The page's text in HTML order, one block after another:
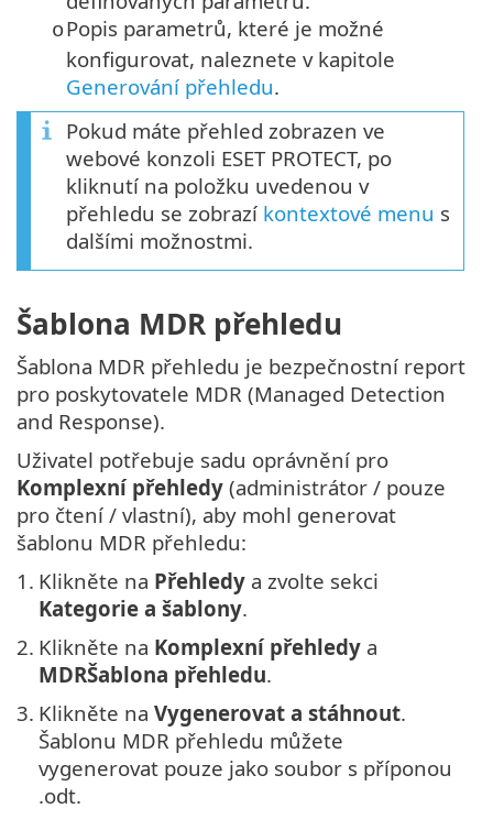
oPopis parametrů, které je možné
konfigurovat, naleznete v kapitole
Generování přehledu.
Pokud máte přehled zobrazen ve
webové konzoli ESET PROTECT, po
kliknutí na položku uvedenou v
přehledu se zobrazí kontextové menu s
dalšími možnostmi.
Šablona MDR přehledu
Šablona MDR přehledu je bezpečnostní report
pro poskytovatele MDR (Managed Detection
and Response).
Uživatel potřebuje sadu oprávnění pro
Komplexní přehledy (administrátor / pouze
pro čtení / vlastní), aby mohl generovat
šablonu MDR přehledu:
1. Klikněte na Přehledy a zvolte sekci
Kategorie a šablony.
2. Klikněte na Komplexní přehledy a
MDRŠablona přehledu.
3. Klikněte na Vygenerovat a stáhnout.
Šablonu MDR přehledu můžete
vygenerovat pouze jako soubor s příponou
.odt.